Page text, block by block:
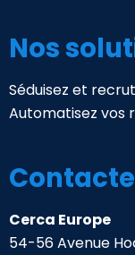
Nos
Séduisez et
Automatisez vos
Cerca Europe
54-56 Avenue